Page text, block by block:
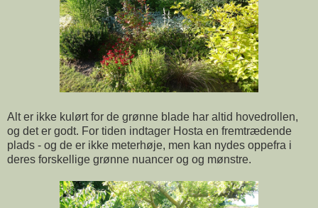
Alt er ikke kulørt for de grønne blade har altid hovedrollen,
og det er godt. For tiden indtager Hosta en fremtrædende
plads - og de er ikke meterhøje, men kan nydes oppefra i
deres forskellige grønne nuancer og og mønstre.